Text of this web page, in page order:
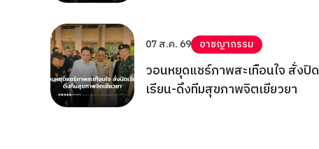
07 ส.ค. 69 อาชญากรรม
วอนหยุดแชร์ภาพสะเทือนใจ สั่งปิด
เรียน-ดึงทีมสุขภาพจิตเยียวยา